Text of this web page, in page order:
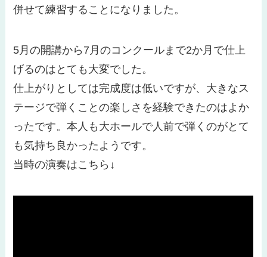
併せて練習することになりました。
5月の開講から7月のコンクールまで2か月で仕上
げるのはとても大変でした。
仕上がりとしては完成度は低いですが、大きなス
テージで弾くことの楽しさを経験できたのはよか
ったです。本人も大ホールで人前で弾くのがとて
も気持ち良かったようです。
当時の演奏はこちら↓